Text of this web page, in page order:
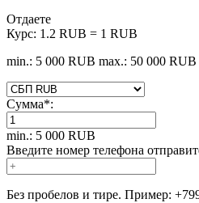
Отдаете
Курс: 1.2 RUB = 1 RUB
min.: 5 000 RUB max.: 50 000 RUB
Сумма*:
min.: 5 000 RUB
Введите номер телефона
Без пробелов и тире. Пример: